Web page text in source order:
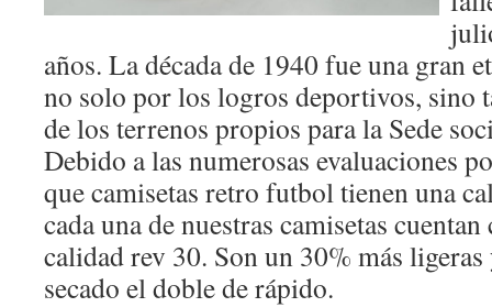
años. La década de 1940 fue una gran
no solo por los logros deportivos, sino
de los terrenos propios para la Sede
Debido a las numerosas evaluaciones
que camisetas retro futbol tienen una
cada una de nuestras camisetas
calidad rev 30. Son un 30% más
secado el doble de rápido.